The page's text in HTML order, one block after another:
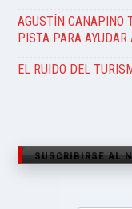
AGUSTÍN CANAPINO
PISTA PARA AYUDAR
EL RUIDO DEL
SUSCRIBIRSE AL